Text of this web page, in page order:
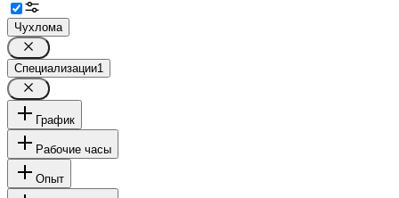
Чухлома
Специализации1
График
Рабочие часы
Опыт